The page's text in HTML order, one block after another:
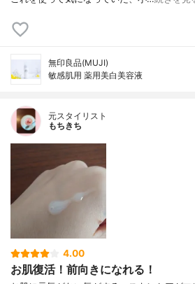
無印良品(MUJI)
敏感肌用 薬用美白美容液
元スタイリスト
もちきち
4.00
お肌復活！前向きになれる！